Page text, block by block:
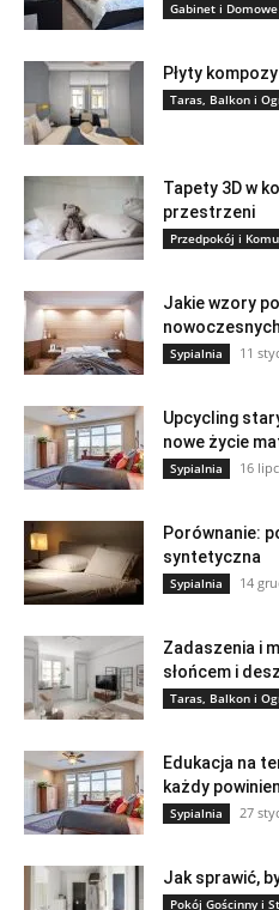
Gabinet i
Płyty
Taras, Balkon i
Tapety 3D w
przestrzeni
Przedpokój i
Jakie wzory
Sypialnia 11
Upcycling
nowe życie
Sypialnia 16
Porównanie:
syntetyczna
Sypialnia 14
Zadaszenia i
słońcem i
Taras, Balkon i
Edukacja na
każdy
Sypialnia 27
Jak sprawić,
Pokój Gościnny i